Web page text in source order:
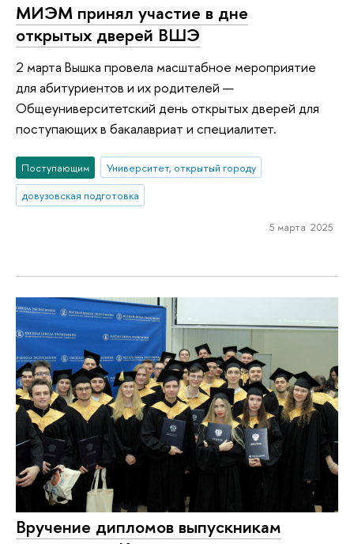
МИЭМ принял участие в дне
открытых дверей ВШЭ
2 марта Вышка провела масштабное мероприятие
для абитуриентов и их родителей —
Общеуниверситетский день открытых дверей для
поступающих в бакалавриат и специалитет.
Поступающим
Университет, открытый городу
довузовская подготовка
5 марта 2025
Вручение дипломов выпускникам